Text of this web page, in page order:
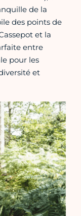
de la
des points de
et la
entre
pour les
et